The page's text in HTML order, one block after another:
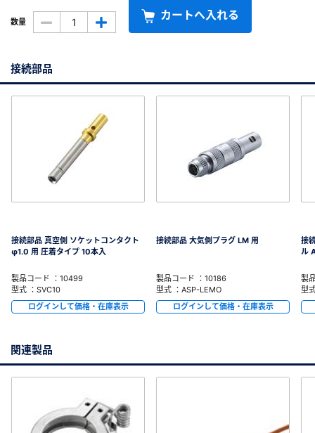
数量 カートへ入れる
接続部品
接続部品 真空側 ソケットコンタクト
φ1.0 用 圧着タイプ 10本入
製品コード ：10499
型式 ：SVC10
ログインして価格・在庫表示
接続部品 大気側プラグ LM 用
製品コード ：10186
型式 ：ASP-LEMO
ログインして価格・在庫表示
接
ル
製
型
関連製品